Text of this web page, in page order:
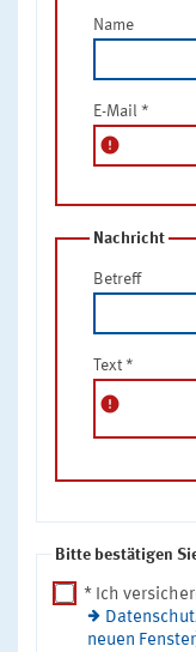
Name
E-Mail *
error
Nachricht
Betreff
Text *
error
Bitte bestätigen
* Ich
neuen